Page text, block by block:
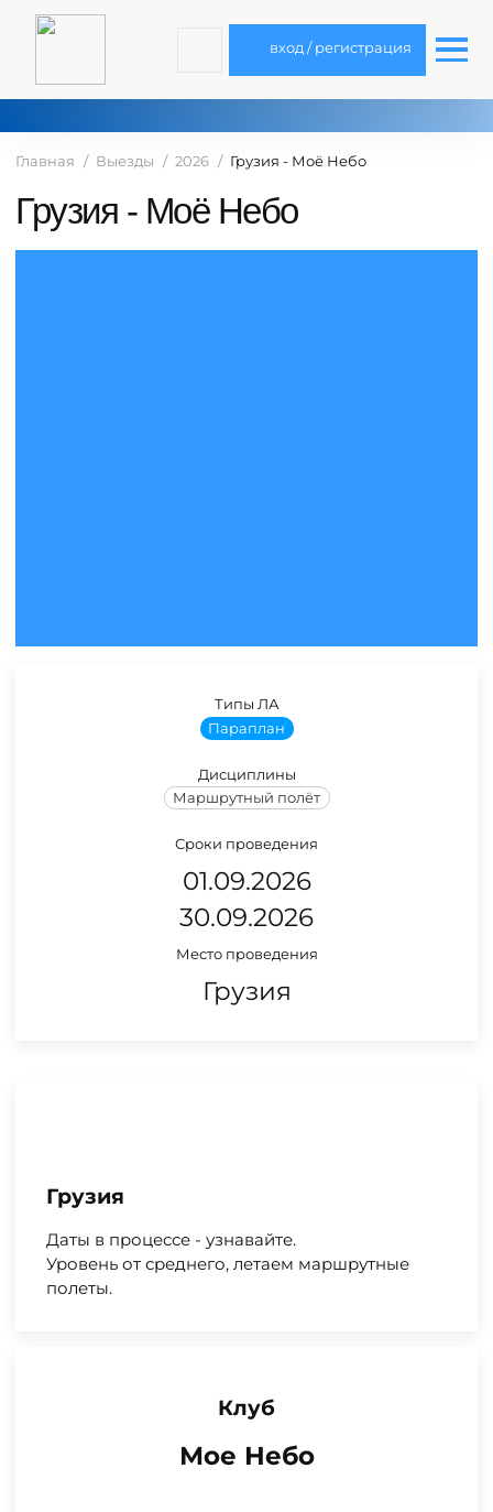
вход / регистрация
Главная Выезды 2026 Грузия - Моё Небо
Грузия - Моё Небо
Типы ЛА
Параплан
Дисциплины
Маршрутный полёт
Сроки проведения
01.09.2026
30.09.2026
Место проведения
Грузия
Грузия
Даты в процессе - узнавайте.
Уровень от среднего, летаем маршрутные
полеты.
Клуб
Мое Небо